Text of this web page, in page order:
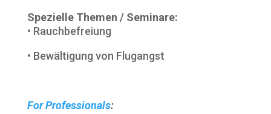
Spezielle Themen / Seminare:
• Rauchbefreiung
• Bewältigung von Flugangst
For Professionals: